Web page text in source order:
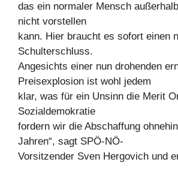
das ein normaler Mensch
nicht vorstellen
kann. Hier braucht es sofort einen
Schulterschluss.
Angesichts einer nun drohenden
Preisexplosion ist wohl jedem
klar, was für ein Unsinn die Merit
Sozialdemokratie
fordern wir die Abschaffung
Jahren“, sagt SPÖ-NÖ-
Vorsitzender Sven Hergovich und